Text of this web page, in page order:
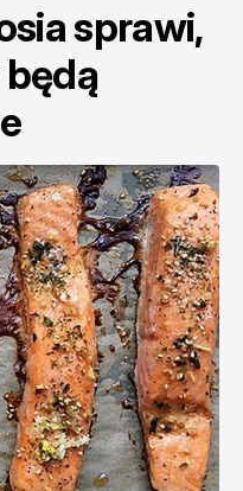
sprawi,
będą